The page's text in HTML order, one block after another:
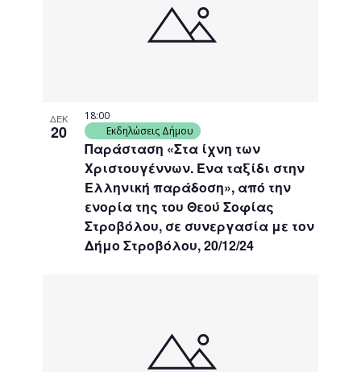
ΔΕΚ
20
Παράσταση «Στα ίχνη των
Χριστουγέννων. Ένα ταξίδι στην
Ελληνική παράδοση», από την
ενορία της του Θεού Σοφίας
Στροβόλου, σε συνεργασία με τον
Δήμο Στροβόλου, 20/12/24
18:00
Εκδηλώσεις Δήμου